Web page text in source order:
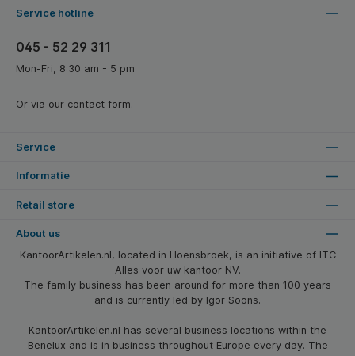
Service hotline
045 - 52 29 311
Mon-Fri, 8:30 am - 5 pm
Or via our contact form.
Service
Informatie
Retail store
About us
KantoorArtikelen.nl, located in Hoensbroek, is an initiative of ITC
Alles voor uw kantoor NV.
The family business has been around for more than 100 years
and is currently led by Igor Soons.
KantoorArtikelen.nl has several business locations within the
Benelux and is in business throughout Europe every day. The